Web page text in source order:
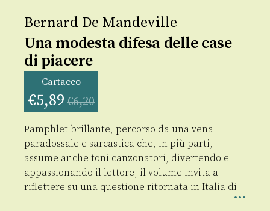
Bernard De Mandeville
Una modesta difesa delle case
di piacere
Cartaceo
€5,89 €6,20
Pamphlet brillante, percorso da una vena
paradossale e sarcastica che, in più parti,
assume anche toni canzonatori, divertendo e
appassionando il lettore, il volume invita a
riflettere su una questione ritornata in Italia di